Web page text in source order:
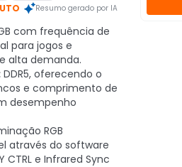
Resumo gerado por IA
com frequência de
para jogos e
alta demanda.
DDR5, oferecendo o
e comprimento de
desempenho
RGB
através do software
CTRL e Infrared Sync